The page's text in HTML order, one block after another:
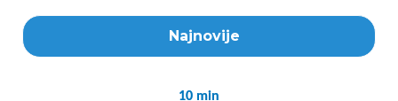
Najnovije
10 min